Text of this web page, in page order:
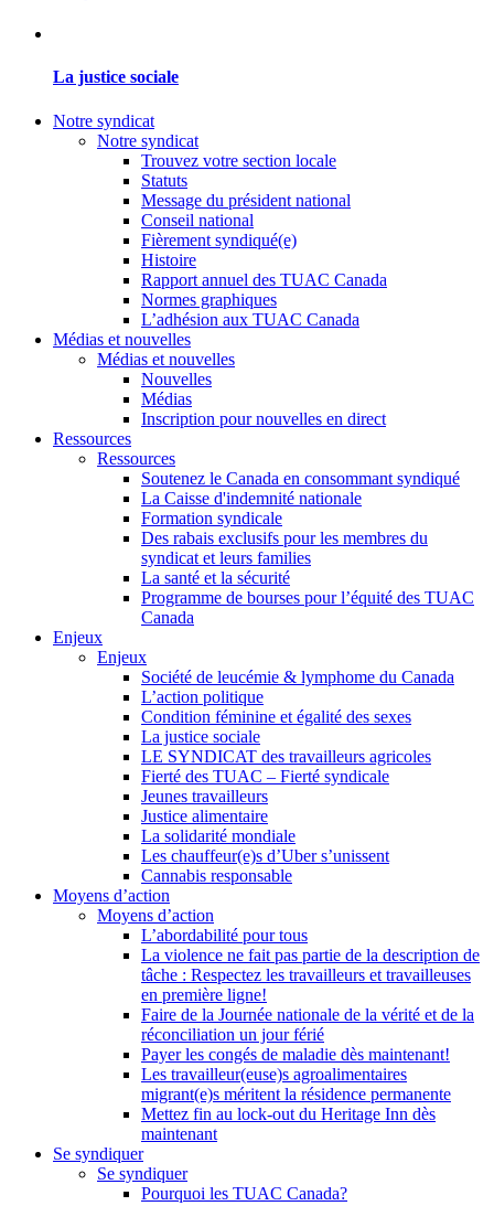
La justice sociale
Notre syndicat
Notre syndicat
Trouvez votre section locale
Statuts
Message du président national
Conseil national
Fièrement syndiqué(e)
Histoire
Rapport annuel des TUAC Canada
Normes graphiques
L’adhésion aux TUAC Canada
Médias et nouvelles
Médias et nouvelles
Nouvelles
Médias
Inscription pour nouvelles en direct
Ressources
Ressources
Soutenez le Canada en consommant syndiqué
La Caisse d'indemnité nationale
Formation syndicale
Des rabais exclusifs pour les membres du
syndicat et leurs families
La santé et la sécurité
Programme de bourses pour l’équité des TUAC
Canada
Enjeux
Enjeux
Société de leucémie & lymphome du Canada
L’action politique
Condition féminine et égalité des sexes
La justice sociale
LE SYNDICAT des travailleurs agricoles
Fierté des TUAC – Fierté syndicale
Jeunes travailleurs
Justice alimentaire
La solidarité mondiale
Les chauffeur(e)s d’Uber s’unissent
Cannabis responsable
Moyens d’action
Moyens d’action
L’abordabilité pour tous
La violence ne fait pas partie de la description de
tâche : Respectez les travailleurs et travailleuses
en première ligne!
Faire de la Journée nationale de la vérité et de la
réconciliation un jour férié
Payer les congés de maladie dès maintenant!
Les travailleur(euse)s agroalimentaires
migrant(e)s méritent la résidence permanente
Mettez fin au lock-out du Heritage Inn dès
maintenant
Se syndiquer
Se syndiquer
Pourquoi les TUAC Canada?